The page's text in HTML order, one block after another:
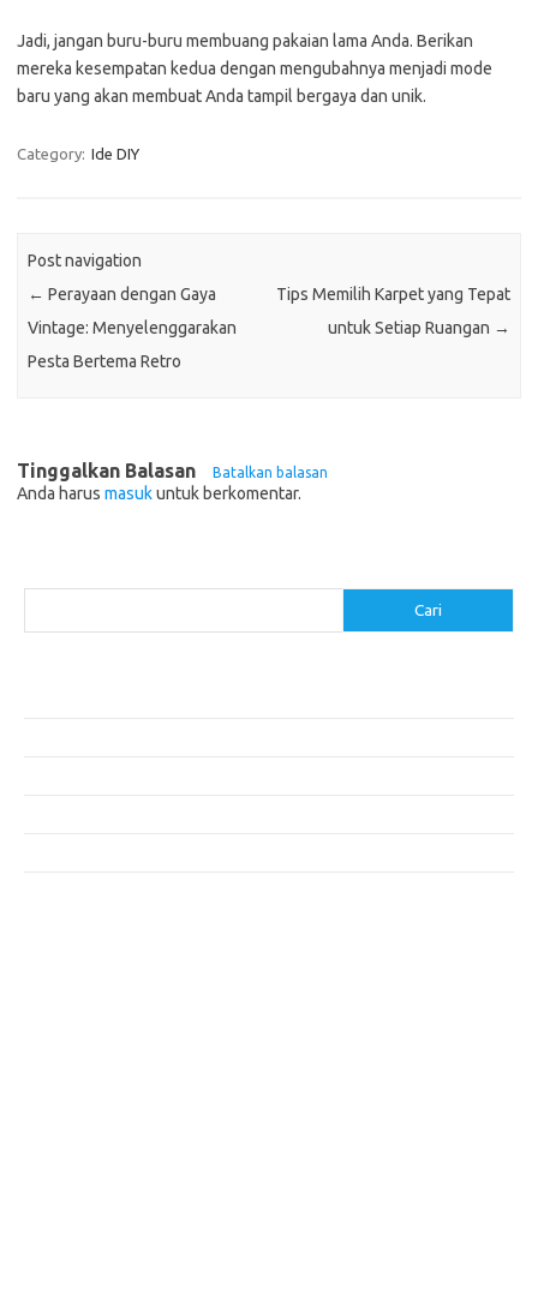
Jadi, jangan buru-buru membuang pakaian lama Anda. Berikan
mereka kesempatan kedua dengan mengubahnya menjadi mode
baru yang akan membuat Anda tampil bergaya dan unik.
Category: Ide DIY
Post navigation
← Perayaan dengan Gaya
Vintage: Menyelenggarakan
Pesta Bertema Retro
Tips Memilih Karpet yang Tepat
untuk Setiap Ruangan →
Tinggalkan Balasan Batalkan balasan
Anda harus masukuntuk berkomentar.
Cari